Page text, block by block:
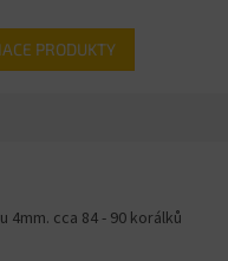
PRODUKTY
4mm. cca 84 - 90 korálků